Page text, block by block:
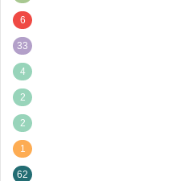
6
33
4
2
2
1
62